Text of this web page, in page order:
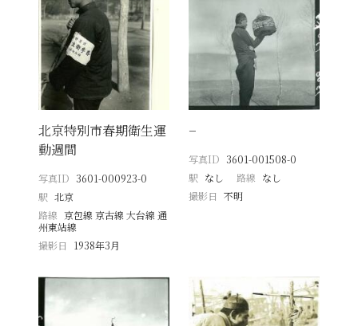
北京特別市春期衛生運
動週間
写真ID 3601-000923-0
駅 北京
路線 京包線 京古線 大台線 通
州東站線
撮影日
1938年3月
−
写真ID 3601-001508-0
駅 なし 路線 なし
撮影日 不明